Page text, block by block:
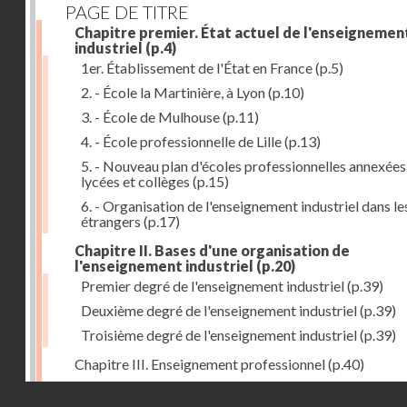
PAGE DE TITRE
Chapitre premier. État actuel de
industriel (p.4)
1er. Établissement de l'État en France(p.5)
2. - École la Martinière, à Lyon(p.10)
3. - École de Mulhouse(p.11)
4. - École professionnelle de Lille(p.13)
5. - Nouveau plan d'écoles professionnelles
lycées et collèges (p.15)
6. - Organisation de l'enseignement industriel dans
étrangers (p.17)
Chapitre II. Bases d'une organisation de
l'enseignement industriel (p.20)
Premier degré de l'enseignement industriel(p.39)
Deuxième degré de l'enseignement industriel(p.39)
Troisième degré de l'enseignement industriel(p.39)
Chapitre III. Enseignement professionnel(p.40)